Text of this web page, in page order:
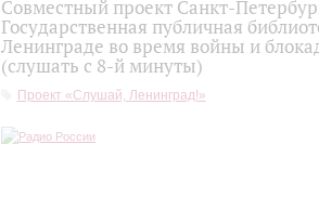
Совместный проект Санкт-
Государственная публичная
Ленинграде во время войны и
(слушать с 8-й минуты)
Проект «Слушай, Ленинград!»